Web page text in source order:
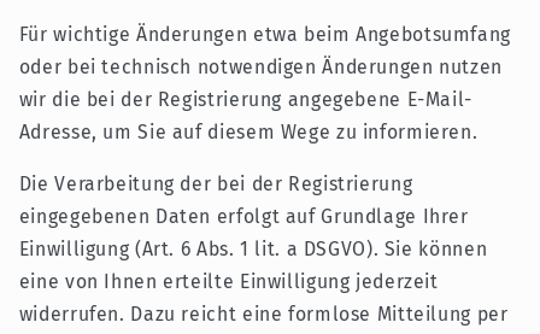
Für wichtige Änderungen etwa beim Angebotsumfang
oder bei technisch notwendigen Änderungen nutzen
wir die bei der Registrierung angegebene E-Mail-
Adresse, um Sie auf diesem Wege zu informieren.
Die Verarbeitung der bei der Registrierung
eingegebenen Daten erfolgt auf Grundlage Ihrer
Einwilligung (Art. 6 Abs. 1 lit. a DSGVO). Sie können
eine von Ihnen erteilte Einwilligung jederzeit
widerrufen. Dazu reicht eine formlose Mitteilung per